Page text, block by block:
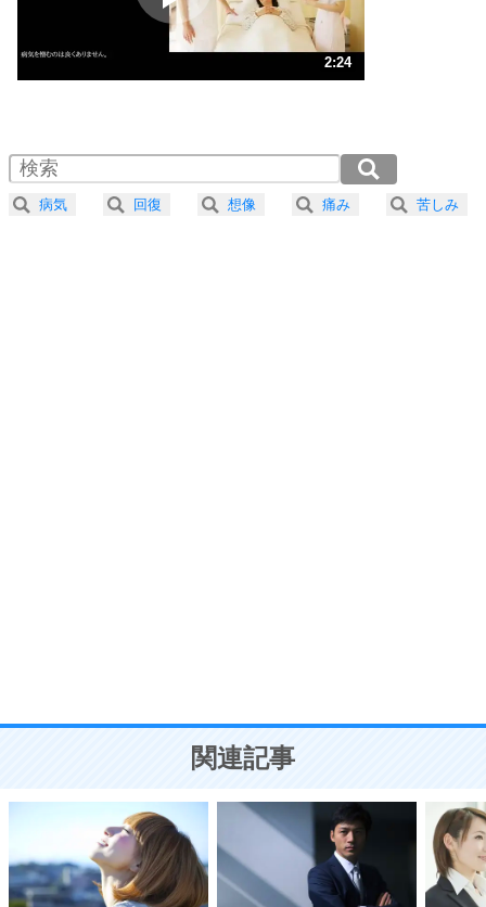
ストレス対策
人生、なんとかなるもの。
気楽に生きる30の方法
4 器の大きい人は、怒りを優しさで表現する。
プラス思考
ことが大切。
2:24
2.0倍速 （283KB 1分12秒）
2.5倍速 （227KB 57秒）
3.0倍速 （189KB 48秒）
病気 回復 想像 痛み 苦しみ
関連記事